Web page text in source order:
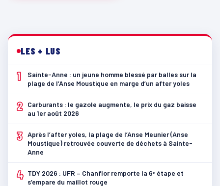
LES + LUS
1
Sainte-Anne : un jeune homme blessé par balles sur la
plage de l’Anse Moustique en marge d’un after yoles
2
Carburants : le gazole augmente, le prix du gaz baisse
au 1er août 2026
3 Après l’after yoles, la plage de l’Anse Meunier (Anse
Moustique) retrouvée couverte de déchets à Sainte-
Anne
4 TDY 2026 : UFR – Chanflor remporte la 6ᵉ étape et
s’empare du maillot rouge